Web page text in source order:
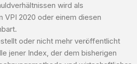
wird als
VPI 2020 oder einem diesen
oder nicht mehr veröffentlicht
jener Index, der dem bisherigen